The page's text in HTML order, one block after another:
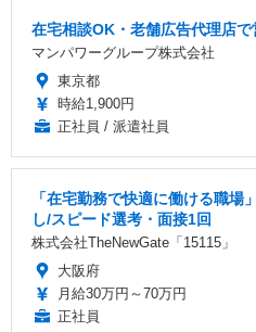
在宅相談OK・老舗広告代理店
マンパワーグループ株式会社
東京都
時給1,900円
正社員 / 派遣社員
「在宅勤務で快適に働ける職
し/スピード選考・面接1回
株式会社TheNewGate「15115」
大阪府
月給30万円～70万円
正社員